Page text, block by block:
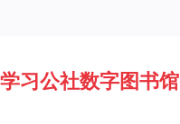
学习公社数字图书馆